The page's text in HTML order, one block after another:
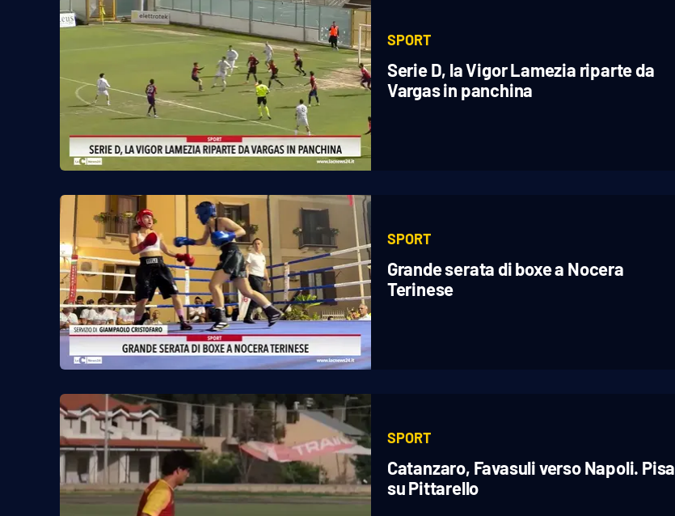
Vibo Valentia
Buona Sanità Calabria
Calabriavisione
Destinazioni
SPORT
Serie D, la Vigor Lamezia riparte da
Vargas in panchina
SPORT
Grande serata di boxe a Nocera
Terinese
SPORT
Catanzaro, Favasuli verso Napoli. Pisa
su Pittarello